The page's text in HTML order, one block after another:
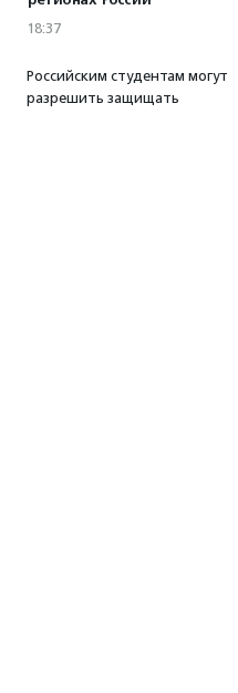
18:37
Российским студентам могут
разрешить защищать